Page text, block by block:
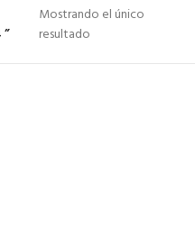
Mostrando el único
resultado